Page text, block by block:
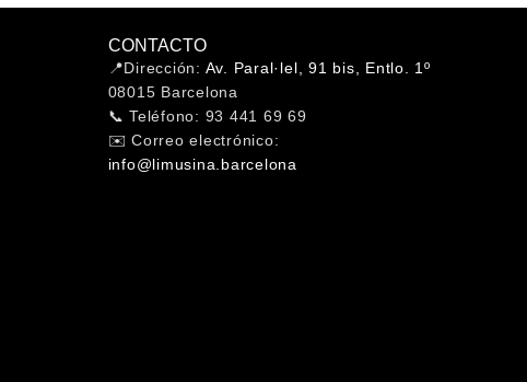
CONTACTO
📍Dirección: Av. Paral·lel, 91 bis, Entlo. 1º
08015 Barcelona
📞 Teléfono: 93 441 69 69
✉️ Correo electrónico:
info@limusina.barcelona